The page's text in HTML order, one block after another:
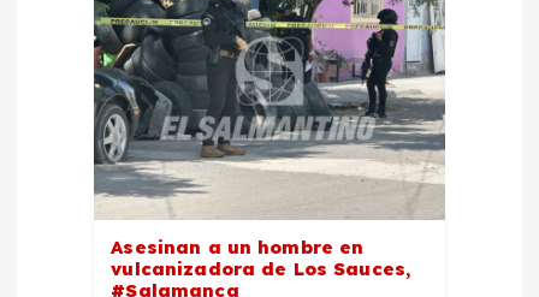
Asesinan a un hombre en
vulcanizadora de Los Sauces,
#Salamanca